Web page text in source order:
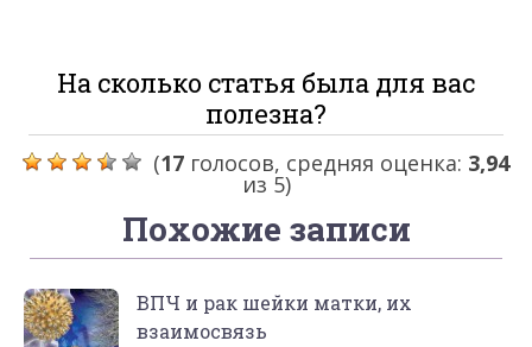
На сколько статья была для вас
полезна?
(17 голосов, средняя оценка: 3,94
из 5)
Похожие записи
ВПЧ и рак шейки матки, их
взаимосвязь